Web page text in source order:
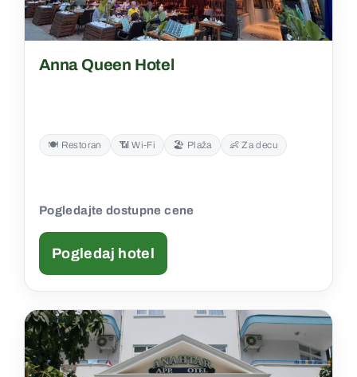
Anna Queen Hotel
🍽️ Restoran 📶 Wi‑Fi 🏖️ Plaža 👶 Za decu
Pogledajte dostupne cene
Pogledaj hotel